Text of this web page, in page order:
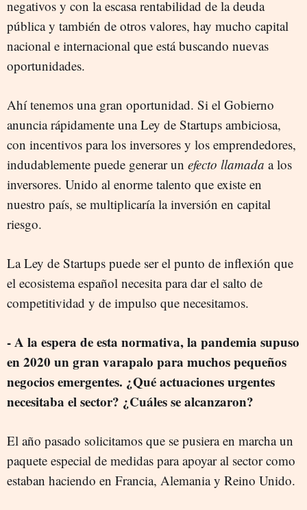
negativos y con la escasa rentabilidad de la deuda
pública y también de otros valores, hay mucho capital
nacional e internacional que está buscando nuevas
oportunidades.
Ahí tenemos una gran oportunidad. Si el Gobierno
anuncia rápidamente una Ley de Startups ambiciosa,
con incentivos para los inversores y los emprendedores,
indudablemente puede generar un efecto llamada a los
inversores. Unido al enorme talento que existe en
nuestro país, se multiplicaría la inversión en capital
riesgo.
La Ley de Startups puede ser el punto de inflexión que
el ecosistema español necesita para dar el salto de
competitividad y de impulso que necesitamos.
- A la espera de esta normativa, la pandemia supuso
en 2020 un gran varapalo para muchos pequeños
negocios emergentes. ¿Qué actuaciones urgentes
necesitaba el sector? ¿Cuáles se alcanzaron?
El año pasado solicitamos que se pusiera en marcha un
paquete especial de medidas para apoyar al sector como
estaban haciendo en Francia, Alemania y Reino Unido.